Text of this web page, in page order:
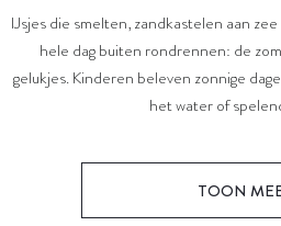
IJsjes die smelten, zandkastelen aan
hele dag buiten rondrennen: de
gelukjes. Kinderen beleven zonnige
het water of
TOON